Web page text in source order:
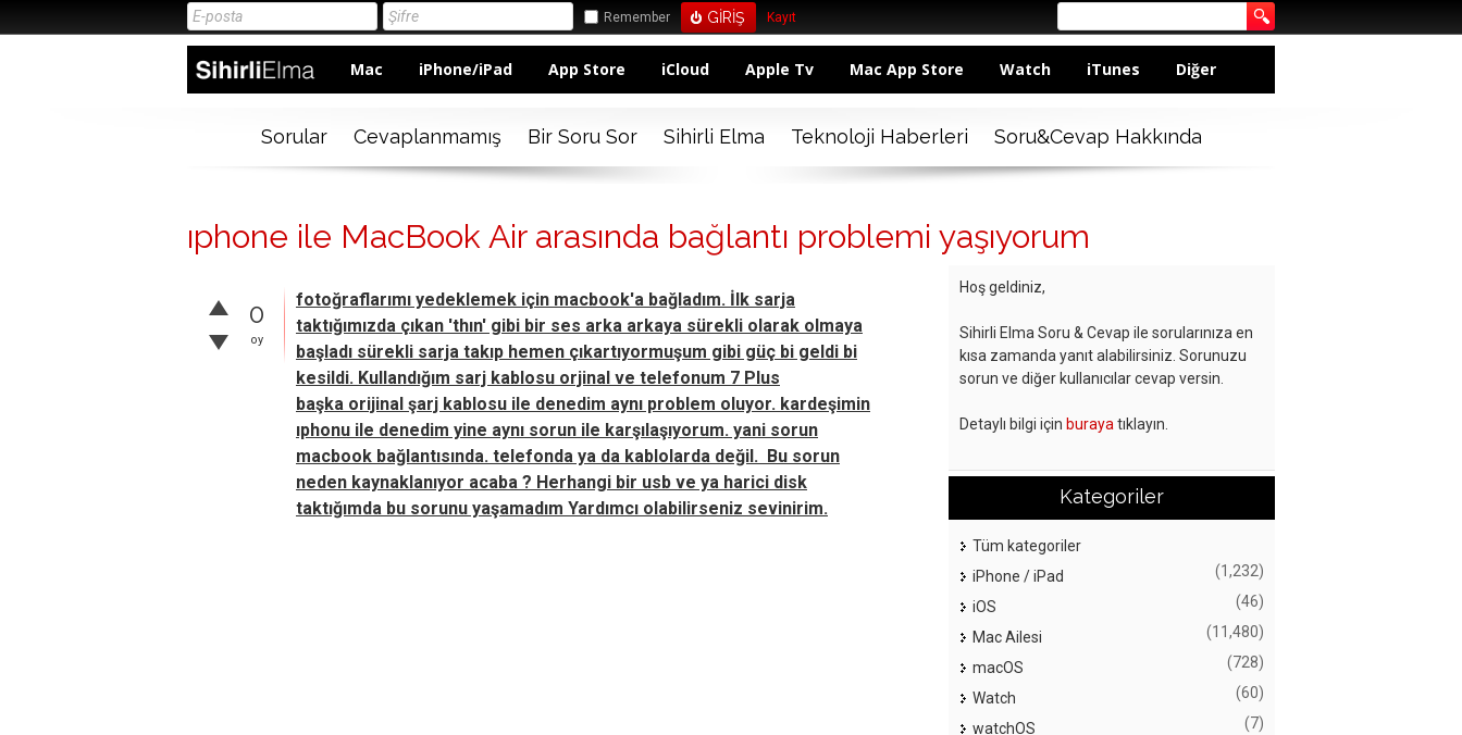
Remember Kayıt
Mac iPhone/iPad App Store iCloud Apple Tv Mac App Store Watch iTunes Diğer
Sorular Cevaplanmamış Bir Soru Sor Sihirli Elma Teknoloji Haberleri Soru&Cevap Hakkında
ıphone ile MacBook Air arasında bağlantı problemi yaşıyorum
0
oy
fotoğraflarımı yedeklemek için macbook'a bağladım. İlk sarja
taktığımızda çıkan 'thın' gibi bir ses arka arkaya sürekli olarak olmaya
başladı sürekli sarja takıp hemen çıkartıyormuşum gibi güç bi geldi bi
kesildi. Kullandığım sarj kablosu orjinal ve telefonum 7 Plus
başka orijinal şarj kablosu ile denedim aynı problem oluyor. kardeşimin
ıphonu ile denedim yine aynı sorun ile karşılaşıyorum. yani sorun
macbook bağlantısında. telefonda ya da kablolarda değil. Bu sorun
neden kaynaklanıyor acaba ? Herhangi bir usb ve ya harici disk
taktığımda bu sorunu yaşamadım Yardımcı olabilirseniz sevinirim.
Hoş geldiniz,
Sihirli Elma Soru & Cevap ile sorularınıza en
kısa zamanda yanıt alabilirsiniz. Sorunuzu
sorun ve diğer kullanıcılar cevap versin.
Detaylı bilgi için buraya tıklayın.
Kategoriler
Tüm kategoriler
iPhone / iPad
(1,232)
iOS (46)
Mac Ailesi (11,480)
macOS (728)
Watch (60)
watchOS (7)